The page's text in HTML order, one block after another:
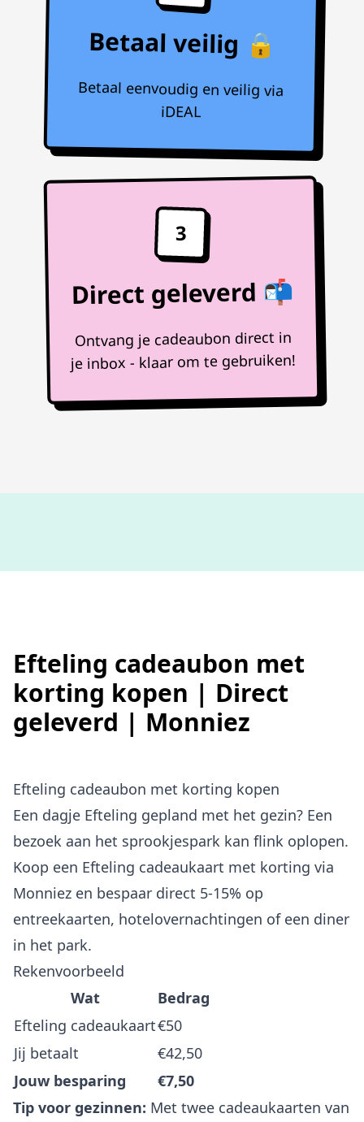
Betaal veilig 🔒
Betaal eenvoudig en veilig via
iDEAL
3
Direct geleverd 📬
Ontvang je cadeaubon direct in
je inbox - klaar om te gebruiken!
Efteling cadeaubon met
korting kopen | Direct
geleverd | Monniez
Efteling cadeaubon met korting kopen
Een dagje Efteling gepland met het gezin? Een
bezoek aan het sprookjespark kan flink oplopen.
Koop een Efteling cadeaukaart met korting via
Monniez en bespaar direct 5-15% op
entreekaarten, hotelovernachtingen of een diner
in het park.
Rekenvoorbeeld
Wat
Bedrag
Efteling cadeaukaart€50
Jij betaalt
€42,50
Jouw besparing
€7,50
Tip voor gezinnen: Met twee cadeaukaarten van